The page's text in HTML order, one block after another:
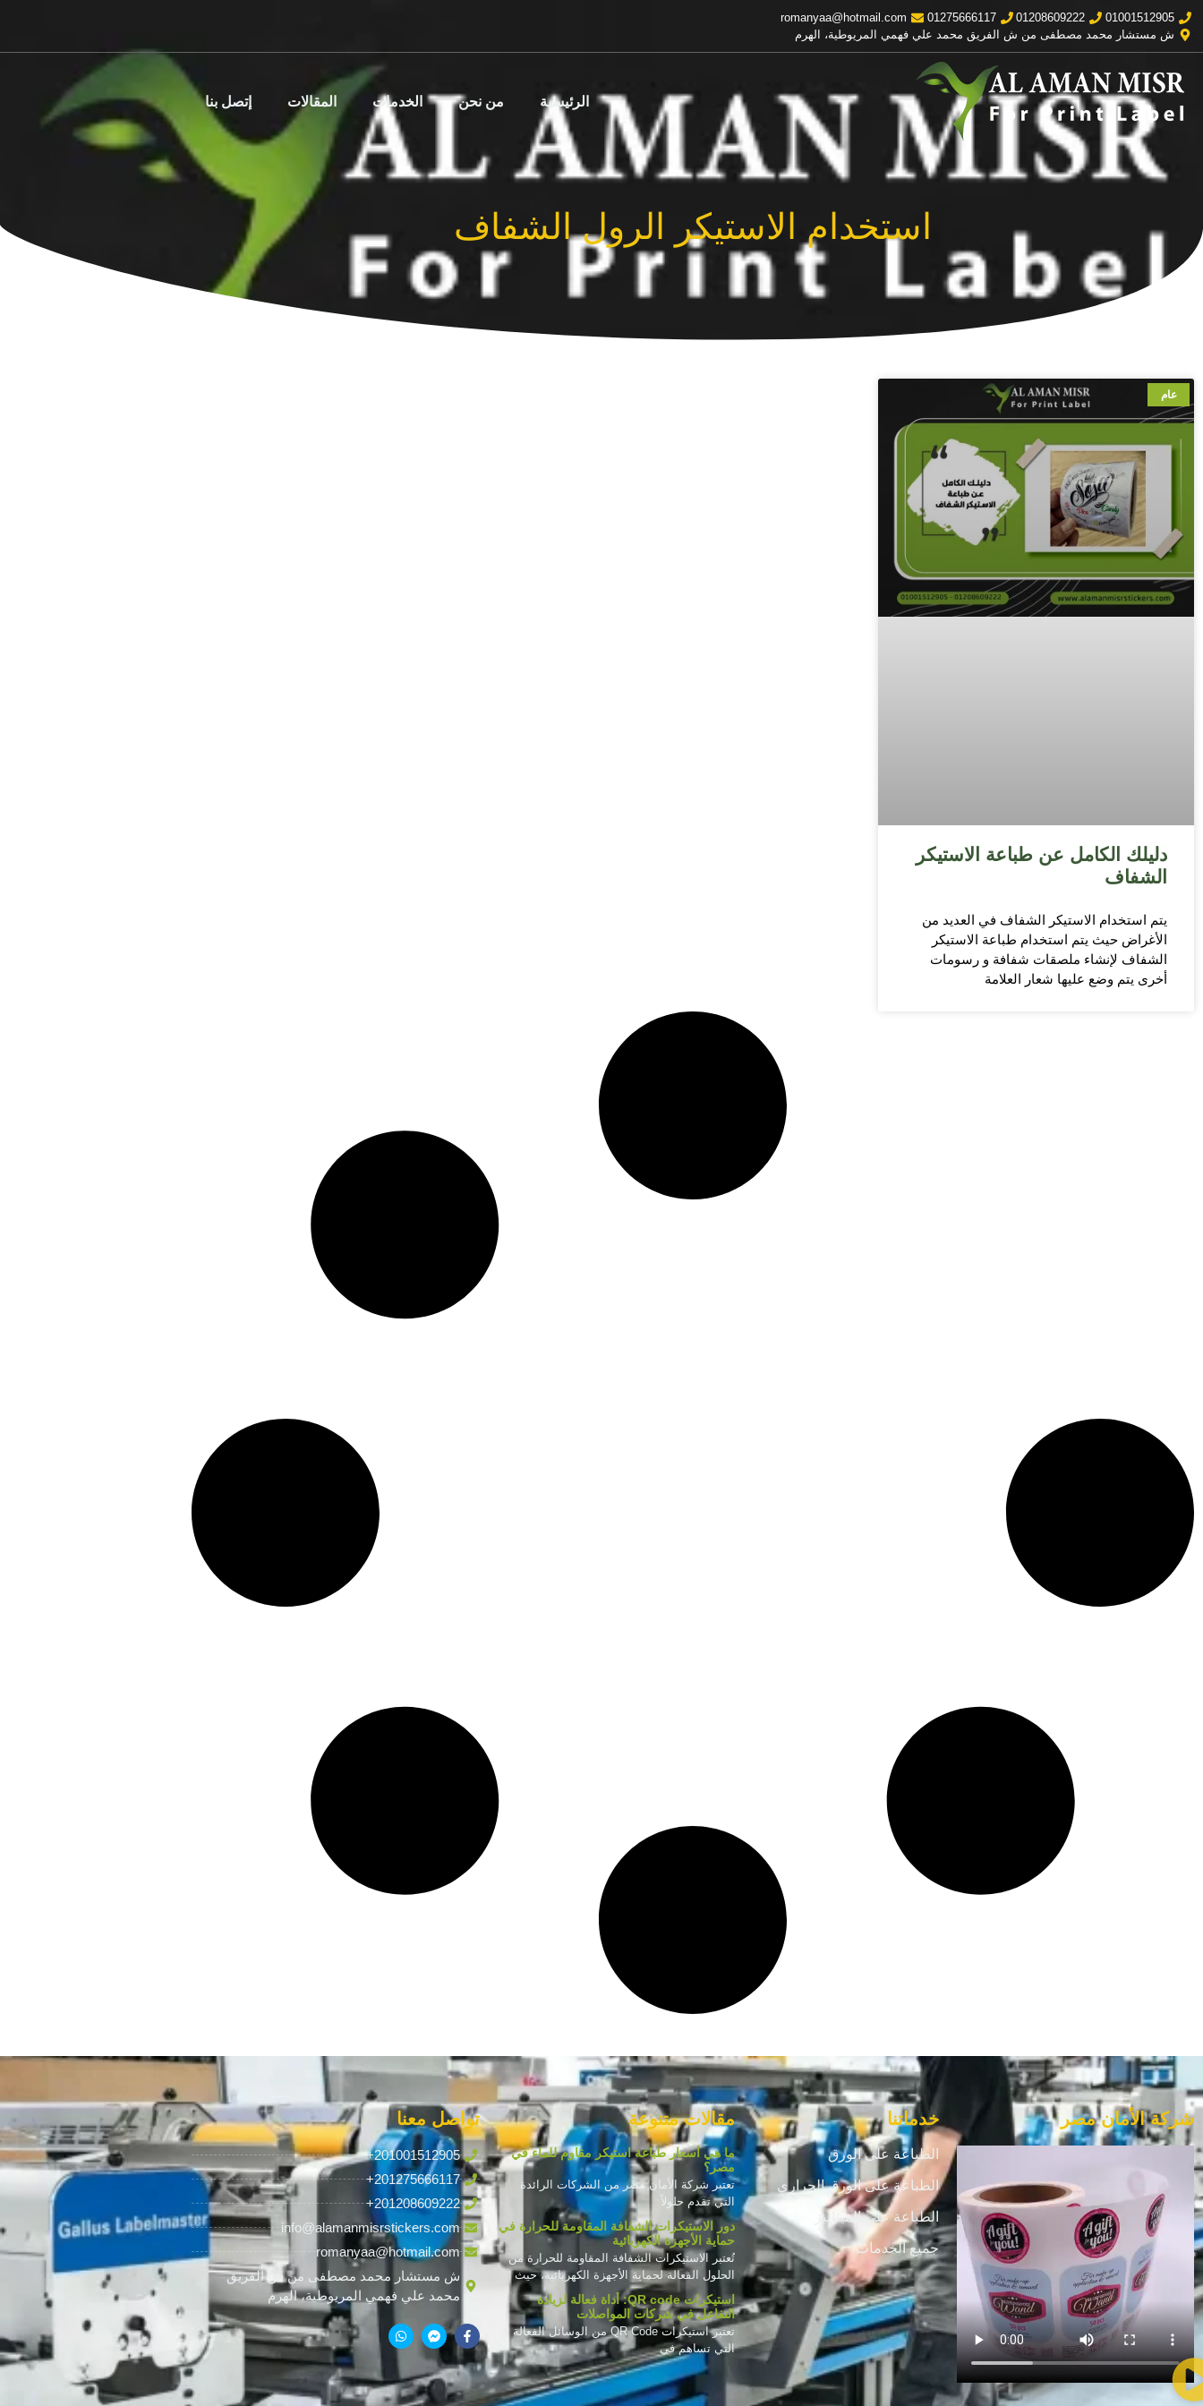
01001512905
01208609222
01275666117
romanyaa@hotmail.com
ش مستشار محمد مصطفى من ش الفريق محمد علي فهمي المريوطية، الهرم
الرئيسية من نحن الخدمات المقالات إتصل بنا
استخدام الاستيكر الرول الشفاف
عام
دليلك الكامل عن طباعة الاستيكر
الشفاف
يتم استخدام الاستيكر الشفاف في العديد من
الأغراض حيث يتم استخدام طباعة الاستيكر
الشفاف لإنشاء ملصقات شفافة و رسومات
أخرى يتم وضع عليها شعار العلامة
شركة الأمان مصر خدماتنا
الطباعة على الورق
الطباعة على الورق الحراري
الطباعة علي الميتاليز
جميع الخدمات
مقالات متنوعة
ما هي أسعار طباعة استيكر مقاوم للماء في
مصر؟
تعتبر شركة الأمان مصر من الشركات الرائدة
التي تقدم حلولاً
دور الاستيكرات الشفافة المقاومة للحرارة في
حماية الأجهزة الكهربائية
تُعتبر الاستيكرات الشفافة المقاومة للحرارة من
الحلول الفعالة لحماية الأجهزة الكهربائية، حيث
استيكرات QR code: أداة فعالة لزيادة
التفاعل في شركات المواصلات
تعتبر استيكرات QR Code من الوسائل الفعالة
التي تساهم في
تواصل معنا
+201001512905
+201275666117
+201208609222
info@alamanmisrstickers.com
romanyaa@hotmail.com
ش مستشار محمد مصطفى من ش الفريق
محمد علي فهمي المريوطية، الهرم